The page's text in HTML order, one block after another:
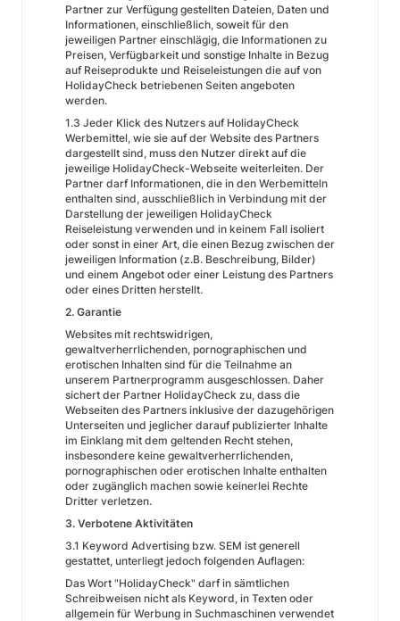
Partner zur Verfügung gestellten Dateien, Daten und
Informationen, einschließlich, soweit für den
jeweiligen Partner einschlägig, die Informationen zu
Preisen, Verfügbarkeit und sonstige Inhalte in Bezug
auf Reiseprodukte und Reiseleistungen die auf von
HolidayCheck betriebenen Seiten angeboten
werden.
1.3 Jeder Klick des Nutzers auf HolidayCheck
Werbemittel, wie sie auf der Website des Partners
dargestellt sind, muss den Nutzer direkt auf die
jeweilige HolidayCheck-Webseite weiterleiten. Der
Partner darf Informationen, die in den Werbemitteln
enthalten sind, ausschließlich in Verbindung mit der
Darstellung der jeweiligen HolidayCheck
Reiseleistung verwenden und in keinem Fall isoliert
oder sonst in einer Art, die einen Bezug zwischen der
jeweiligen Information (z.B. Beschreibung, Bilder)
und einem Angebot oder einer Leistung des Partners
oder eines Dritten herstellt.
2. Garantie
Websites mit rechtswidrigen,
gewaltverherrlichenden, pornographischen und
erotischen Inhalten sind für die Teilnahme an
unserem Partnerprogramm ausgeschlossen. Daher
sichert der Partner HolidayCheck zu, dass die
Webseiten des Partners inklusive der dazugehörigen
Unterseiten und jeglicher darauf publizierter Inhalte
im Einklang mit dem geltenden Recht stehen,
insbesondere keine gewaltverherrlichenden,
pornographischen oder erotischen Inhalte enthalten
oder zugänglich machen sowie keinerlei Rechte
Dritter verletzen.
3. Verbotene Aktivitäten
3.1 Keyword Advertising bzw. SEM ist generell
gestattet, unterliegt jedoch folgenden Auflagen:
Das Wort "HolidayCheck" darf in sämtlichen
Schreibweisen nicht als Keyword, in Texten oder
allgemein für Werbung in Suchmaschinen verwendet